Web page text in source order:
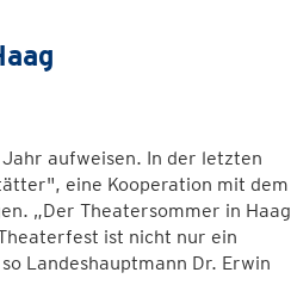
aufweisen. In der letzten
eine Kooperation mit dem
„Der Theatersommer in Haag
ist nicht nur ein
Landeshauptmann Dr. Erwin